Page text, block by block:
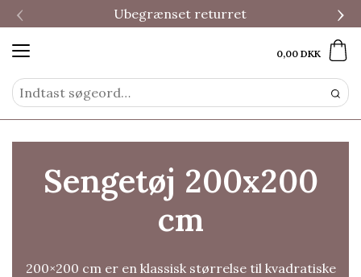
Ubegrænset returret
‹ ›
0,00 DKK
Sengetøj 200x200
cm
200×200 cm er en klassisk størrelse til kvadratiske